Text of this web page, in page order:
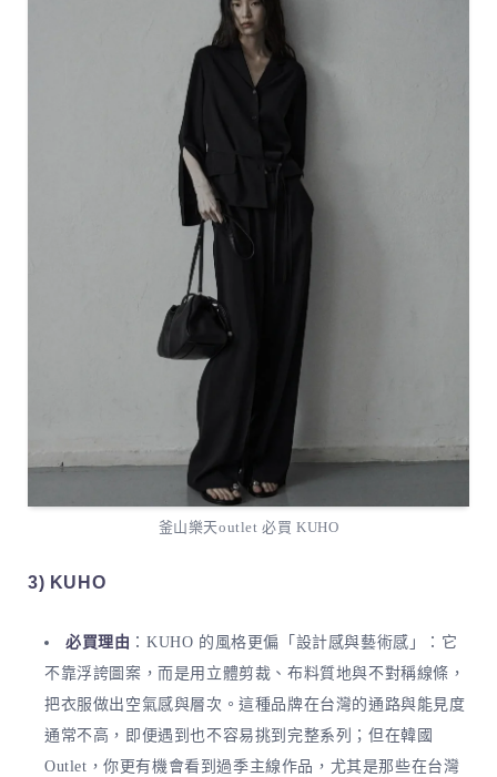
釜山樂天outlet 必買 KUHO
3) KUHO
必買理由 ：KUHO 的風格更偏「設計感與藝術感」：它
不靠浮誇圖案，而是用立體剪裁、布料質地與不對稱線條，
把衣服做出空氣感與層次。這種品牌在台灣的通路與能見度
通常不高，即便遇到也不容易挑到完整系列；但在韓國
Outlet，你更有機會看到過季主線作品，尤其是那些在台灣